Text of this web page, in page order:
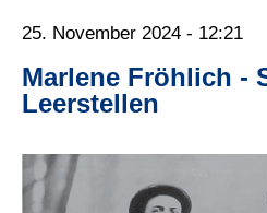
25. November 2024 - 12:21
Marlene Fröhlich -
Leerstellen